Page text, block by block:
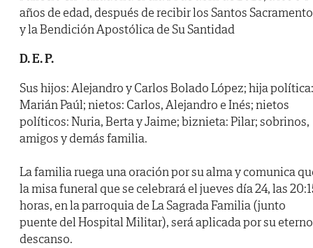
años de edad, después de recibir los Santos
y la Bendición Apostólica de Su Santidad
D. E. P.
Sus hijos: Alejandro y Carlos Bolado López; hija política:
Marián Paúl; nietos: Carlos, Alejandro e Inés; nietos
políticos: Nuria, Berta y Jaime; biznieta: Pilar; sobrinos,
amigos y demás familia.
La familia ruega una oración por su alma y comunica
la misa funeral que se celebrará el jueves día 24, las
horas, en la parroquia de La Sagrada Familia (junto
puente del Hospital Militar), será aplicada por su eterno
descanso.